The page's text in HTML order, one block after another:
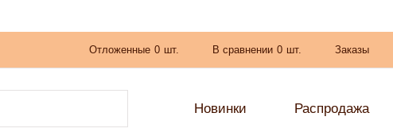
Отложенные 0 шт. В сравнении 0 шт. Заказы
Новинки Распродажа